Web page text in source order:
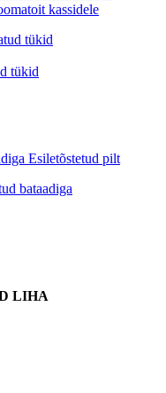
kassidele
tükid
LIHA